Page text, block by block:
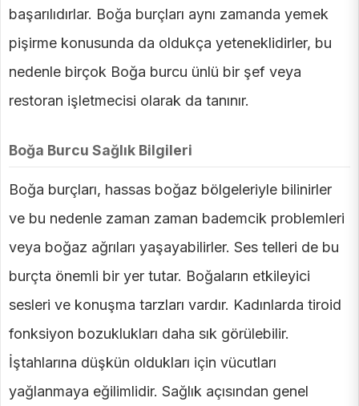
başarılıdırlar. Boğa burçları aynı zamanda yemek
pişirme konusunda da oldukça yeteneklidirler, bu
nedenle birçok Boğa burcu ünlü bir şef veya
restoran işletmecisi olarak da tanınır.
Boğa Burcu Sağlık Bilgileri
Boğa burçları, hassas boğaz bölgeleriyle bilinirler
ve bu nedenle zaman zaman bademcik problemleri
veya boğaz ağrıları yaşayabilirler. Ses telleri de bu
burçta önemli bir yer tutar. Boğaların etkileyici
sesleri ve konuşma tarzları vardır. Kadınlarda tiroid
fonksiyon bozuklukları daha sık görülebilir.
İştahlarına düşkün oldukları için vücutları
yağlanmaya eğilimlidir. Sağlık açısından genel